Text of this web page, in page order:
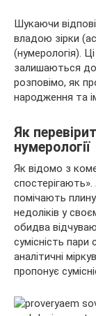
Шукаючи
владою зірки
(нумерологія).
залишаються
розповімо, як
народження та
Як
нумерології
Як відомо з
помічають
недоліків у
обидва
сумісність
аналітичні
пропонує